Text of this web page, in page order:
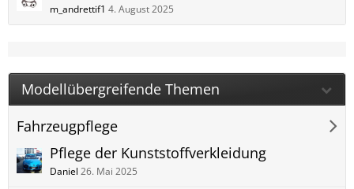
m_andrettif1 4. August 2025
Modellübergreifende Themen
Fahrzeugpflege
Pflege der Kunststoffverkleidung
Daniel 26. Mai 2025